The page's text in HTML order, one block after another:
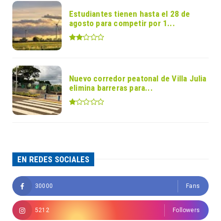
Estudiantes tienen hasta el 28 de
agosto para competir por 1...
Nuevo corredor peatonal de Villa Julia
elimina barreras para...
EN REDES SOCIALES
30000 Fans
5212 Followers